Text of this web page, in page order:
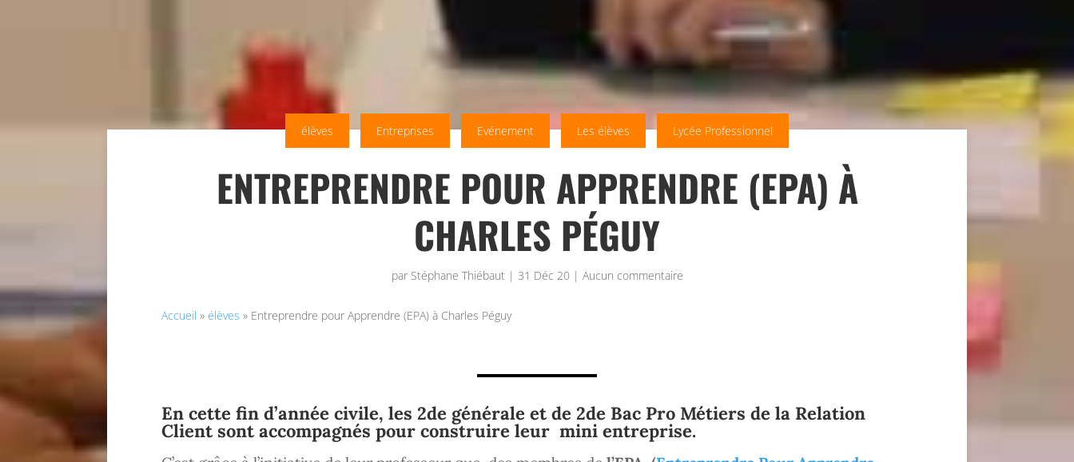
élèves Entreprises Evénement Les élèves Lycée Professionnel
ENTREPRENDRE POUR APPRENDRE (EPA) À
CHARLES PÉGUY
par Stéphane Thiébaut| 31 Déc 20 | Aucun commentaire
Accueil » élèves » Entreprendre pour Apprendre (EPA) à Charles Péguy
En cette fin d’année civile, les 2de générale et de 2de Bac Pro Métiers de la Relation
Client sont accompagnés pour construire leur mini entreprise.